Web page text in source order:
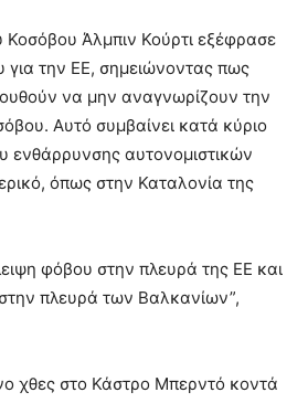
Άλμπιν Κούρτι εξέφρασε
για την ΕΕ, σημειώνοντας πως
να μην αναγνωρίζουν την
Αυτό συμβαίνει κατά κύριο
ενθάρρυνσης αυτονομιστικών
όπως στην Καταλονία της
φόβου στην πλευρά της ΕΕ και
πλευρά των Βαλκανίων”,
χθες στο Κάστρο Μπερντό κοντά